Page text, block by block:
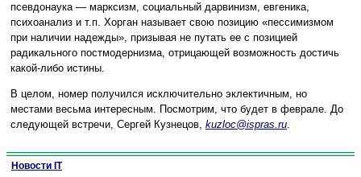
псевдонаука — марксизм, социальный дарвинизм, евгеника,
психоанализ и т.п. Хорган называет свою позицию «пессимизмом
при наличии надежды», призывая не путать ее с позицией
радикального постмодернизма, отрицающей возможность достичь
какой-либо истины.
В целом, номер получился исключительно эклектичным, но
местами весьма интересным. Посмотрим, что будет в феврале. До
следующей встречи, Сергей Кузнецов, kuzloc@ispras.ru.
Новости IT